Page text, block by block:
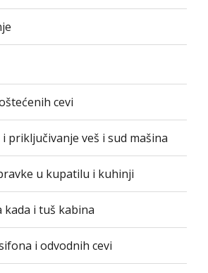
cevi
priključivanje veš i sud mašina
u kupatilu i kuhinji
kada i tuš kabina
i odvodnih cevi